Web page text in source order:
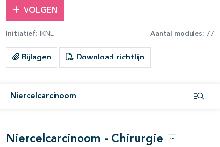
VOLGEN
Initiatief: IKNL Aantal modules: 77
Bijlagen Download richtlijn
Niercelcarcinoom
open- en dichtklappen
open- en dichtklappen
open- en dichtklappen
Niercelcarcinoom - Chirurgie Opties